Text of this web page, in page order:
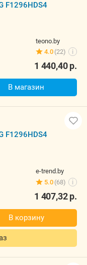
F1296HDS4
teono.by
4.0 (22) i
1 440,40р.
В магазин
F1296HDS4
e-trend.by
5.0 (68) i
1 407,32р.
В корзину